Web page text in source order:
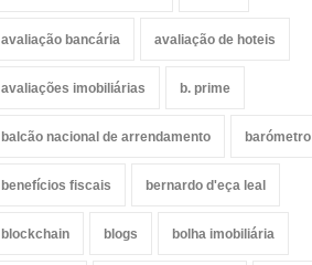
avaliação bancária avaliação de hoteis
avaliações imobiliárias b. prime
balcão nacional de arrendamento barómetro
benefícios fiscais bernardo d'eça leal
blockchain blogs bolha imobiliária